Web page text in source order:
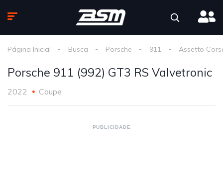
Página Inicial Busca Porsche 911 Assetto
Porsche 911 (992) GT3 RS Valvetronic
2022 Coupe
PUBLICIDADE